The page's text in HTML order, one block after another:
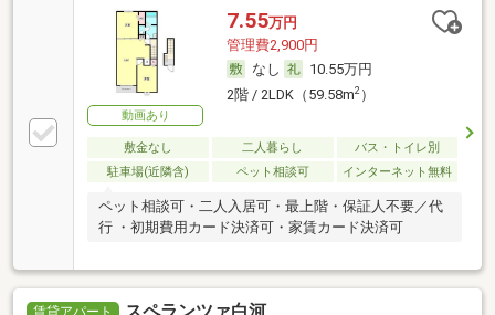
動画あり
7.55万円
管理費2,900円
なし
10.55万円
2階 / 2LDK（59.58m2）
敷金なし 二人暮らし
バス・トイレ別
駐車場(近隣含)
ペット相談可 インターネット無料
ペット相談可・二人入居可・最上階・保証人不要／代
行 ・初期費用カード決済可・家賃カード決済可